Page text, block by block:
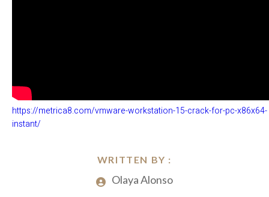
WRITTEN BY :
Olaya Alonso
https://metrica8.com/vmware-workstation-15-crack-for-pc-x86x64-
instant/